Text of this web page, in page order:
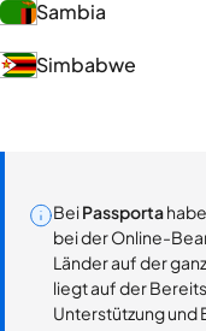
Sambia
Simbabwe
BeiPassporta
bei der Online-
Länder auf der
liegt auf der
Unterstützung und